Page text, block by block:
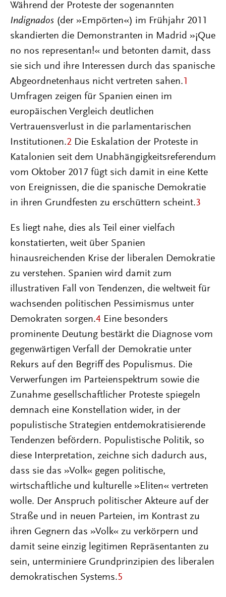
Während der Proteste der sogenannten
Indignados (der »Empörten«) im Frühjahr 2011
skandierten die Demonstranten in Madrid »¡Que
no nos representan!« und betonten damit, dass
sie sich und ihre Interessen durch das spanische
Abgeordnetenhaus nicht vertreten sahen. 1
Umfragen zeigen für Spanien einen im
europäischen Vergleich deutlichen
Vertrauensverlust in die parlamentarischen
Institutionen.2 Die Eskalation der Proteste in
Katalonien seit dem Unabhängigkeitsreferendum
vom Oktober 2017 fügt sich damit in eine Kette
von Ereignissen, die die spanische Demokratie
in ihren Grundfesten zu erschüttern scheint.3
Es liegt nahe, dies als Teil einer vielfach
konstatierten, weit über Spanien
hinausreichenden Krise der liberalen Demokratie
zu verstehen. Spanien wird damit zum
illustrativen Fall von Tendenzen, die weltweit für
wachsenden politischen Pessimismus unter
Demokraten sorgen.4 Eine besonders
prominente Deutung bestärkt die Diagnose vom
gegenwärtigen Verfall der Demokratie unter
Rekurs auf den Begriff des Populismus. Die
Verwerfungen im Parteienspektrum sowie die
Zunahme gesellschaftlicher Proteste spiegeln
demnach eine Konstellation wider, in der
populistische Strategien entdemokratisierende
Tendenzen befördern. Populistische Politik, so
diese Interpretation, zeichne sich dadurch aus,
dass sie das »Volk« gegen politische,
wirtschaftliche und kulturelle »Eliten« vertreten
wolle. Der Anspruch politischer Akteure auf der
Straße und in neuen Parteien, im Kontrast zu
ihren Gegnern das »Volk« zu verkörpern und
damit seine einzig legitimen Repräsentanten zu
sein, unterminiere Grundprinzipien des liberalen
demokratischen Systems.5